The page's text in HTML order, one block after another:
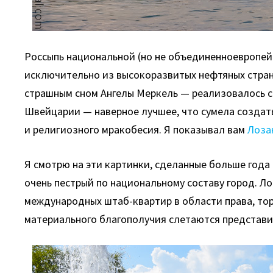
Россыпь национальной (но не
исключительно из высокоразвитых нефтяных
страшным сном Ангелы Меркель — реализовалось
Швейцарии — наверное лучшее, что сумела
и религиозного мракобесия. Я показывал вам
Я смотрю на эти картинки, сделанные больше
очень пестрый по национальному составу город.
международных штаб-квартир в области права,
материального благополучия слетаются